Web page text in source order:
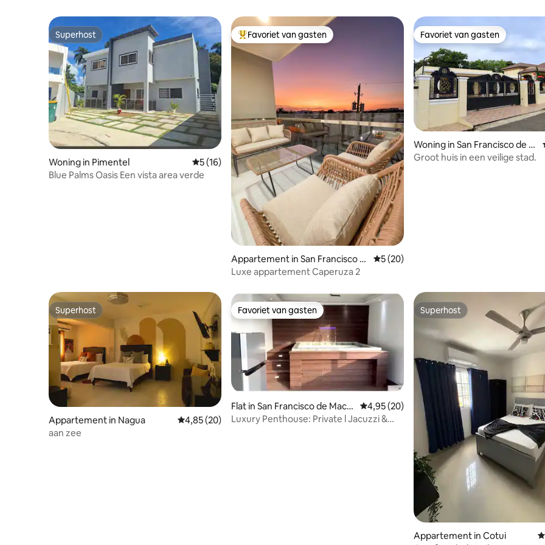
Superhost
Superhost
Woning in Pimentel Gemiddelde beoordeling van 5 op 5, 16 recensies
5 (16)
Blue Palms Oasis Een vista area verde
Topfavoriet van gasten
Favoriet van gasten
Appartement in San Francisco d
e Macorís
Gemiddelde beoordeling van 5 op 5, 20
5 (20)
Luxe appartement Caperuza 2
Favoriet van gasten
Favoriet van gasten
Woning in San Francisco de M
acorís
Groot huis in een veilige stad.
Superhost
Superhost
Appartement in Nagua Gemiddelde beoordeling van 4,85 op 5, 20 recensies
4,85 (20)
aan zee
Favoriet van gasten
Favoriet van gasten
Flat in San Francisco de Maco
rís
Gemiddelde beoordeling van 4,95 op 5, 20
4,95 (20)
Luxury Penthouse: Private l Jacuzzi &
Superhost
Superhost
Appartement in Cotui